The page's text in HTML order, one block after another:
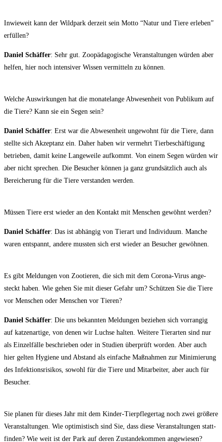
Inwie­weit kann der Wild­park der­zeit sein Mot­to “Natur und Tie­re erle­ben”
erfüllen?
Dani­el Schäf­fer: Sehr gut. Zoo­päd­ago­gi­sche Ver­an­stal­tun­gen wür­den aber
hel­fen, hier noch inten­si­ver Wis­sen ver­mit­teln zu können.
Wel­che Aus­wir­kun­gen hat die mona­te­lan­ge Abwe­sen­heit von Publi­kum auf
die Tie­re? Kann sie ein Segen sein?
Dani­el Schäf­fer: Erst war die Abwe­sen­heit unge­wohnt für die Tie­re, dann
stell­te sich Akzep­tanz ein. Daher haben wir ver­mehrt Tier­be­schäf­ti­gung
betrie­ben, damit kei­ne Lan­ge­wei­le auf­kommt. Von einem Segen wür­den wir
aber nicht spre­chen. Die Besu­cher kön­nen ja ganz grund­sätz­lich auch als
Berei­che­rung für die Tie­re ver­stan­den werden.
Müs­sen Tie­re erst wie­der an den Kon­takt mit Men­schen gewöhnt werden?
Dani­el Schäf­fer: Das ist abhän­gig von Tier­art und Indi­vi­du­um. Man­che
waren ent­spannt, ande­re muss­ten sich erst wie­der an Besu­cher gewöhnen.
Es gibt Mel­dun­gen von Zoo­tie­ren, die sich mit dem Coro­na-Virus ange­
steckt haben. Wie gehen Sie mit die­ser Gefahr um? Schüt­zen Sie die Tie­re
vor Men­schen oder Men­schen vor Tieren?
Dani­el Schäf­fer: Die uns bekann­ten Mel­dun­gen bezie­hen sich vor­ran­gig
auf kat­zen­ar­ti­ge, von denen wir Luch­se hal­ten. Wei­te­re Tier­ar­ten sind nur
als Ein­zel­fäl­le beschrie­ben oder in Stu­di­en über­prüft wor­den. Aber auch
hier gel­ten Hygie­ne und Abstand als ein­fa­che Maß­nah­men zur Mini­mie­rung
des Infek­ti­ons­ri­si­kos, sowohl für die Tie­re und Mit­ar­bei­ter, aber auch für
Besucher.
Sie pla­nen für die­ses Jahr mit dem Kin­der-Tier­pfle­ger­tag noch zwei grö­ße­re
Ver­an­stal­tun­gen. Wie opti­mis­tisch sind Sie, dass die­se Ver­an­stal­tun­gen statt­
fin­den? Wie weit ist der Park auf deren Zustan­de­kom­men angewiesen?